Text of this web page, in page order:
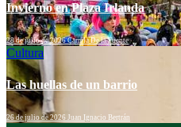
Invierno en Plaza Irlanda
28 de julio de 2026Camila De la Fuente
Cultura
Las huellas de un barrio
26 de julio de 2026 Juan Ignacio Bertrán